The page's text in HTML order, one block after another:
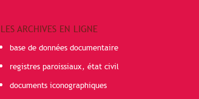
LES ARCHIVES EN LIGNE
base de données documentaire
registres paroissiaux, état civil
documents iconographiques